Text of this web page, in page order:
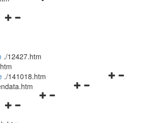
Navigationsmenü
./12427.htm
Navigationsmenü
./141018.htm
Navigationsmenü
Navigationsmenü